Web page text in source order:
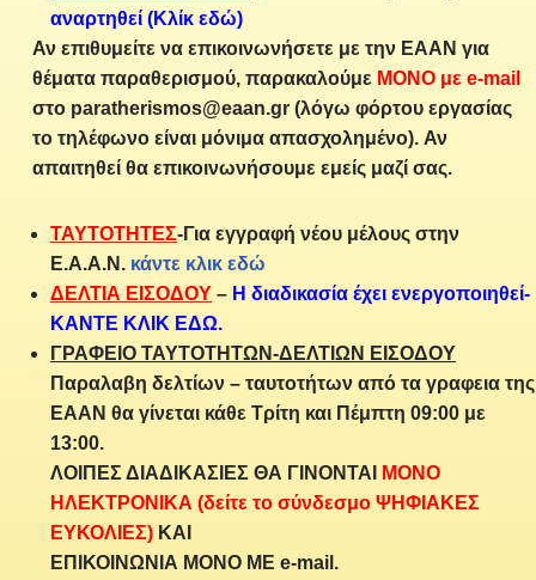
αναρτηθεί (Κλίκ εδώ)
Αν επιθυμείτε να επικοινωνήσετε με την ΕΑΑΝ για
θέματα παραθερισμού, παρακαλούμε ΜΟΝΟ με e-mail
στο paratherismos@eaan.gr (λόγω φόρτου εργασίας
το τηλέφωνο είναι μόνιμα απασχολημένο). Αν
απαιτηθεί θα επικοινωνήσουμε εμείς μαζί σας.
ΤΑΥΤΟΤΗΤΕΣ-Για εγγραφή νέου μέλους στην
Ε.Α.Α.Ν. κάντε κλικ εδώ
ΔΕΛΤΙΑ ΕΙΣΟΔΟΥ – Η διαδικασία έχει ενεργοποιηθεί-
ΚΑΝΤΕ ΚΛΙΚ ΕΔΩ.
ΓΡΑΦΕΙΟ ΤΑΥΤΟΤΗΤΩΝ-ΔΕΛΤΙΩΝ ΕΙΣΟΔΟΥ
Παραλαβη δελτίων – ταυτοτήτων από τα γραφεια της
ΕΑΑΝ θα γίνεται κάθε Τρίτη και Πέμπτη 09:00 με
13:00.
ΛΟΙΠΕΣ ΔΙΑΔΙΚΑΣΙΕΣ ΘΑ ΓΙΝΟΝΤΑΙ
ΜΟΝΟ
ΗΛΕΚΤΡΟΝΙΚΑ (δείτε το σύνδεσμο ΨΗΦΙΑΚΕΣ
ΕΥΚΟΛΙΕΣ) ΚΑΙ
ΕΠΙΚΟΙΝΩΝΙΑ ΜΟΝΟ ΜΕ e-mail.